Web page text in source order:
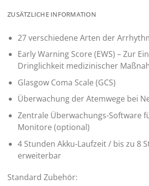
ZUSÄTZLICHE INFORMATION
27 verschiedene Arten der
Early Warning Score (EWS) – Zur
Dringlichkeit medizinischer
Glasgow Coma Scale (GCS)
Überwachung der Atemwege bei
Zentrale Überwachungs-Software
Monitore (optional)
4 Stunden Akku-Laufzeit / bis zu 8
erweiterbar
Standard Zubehör: